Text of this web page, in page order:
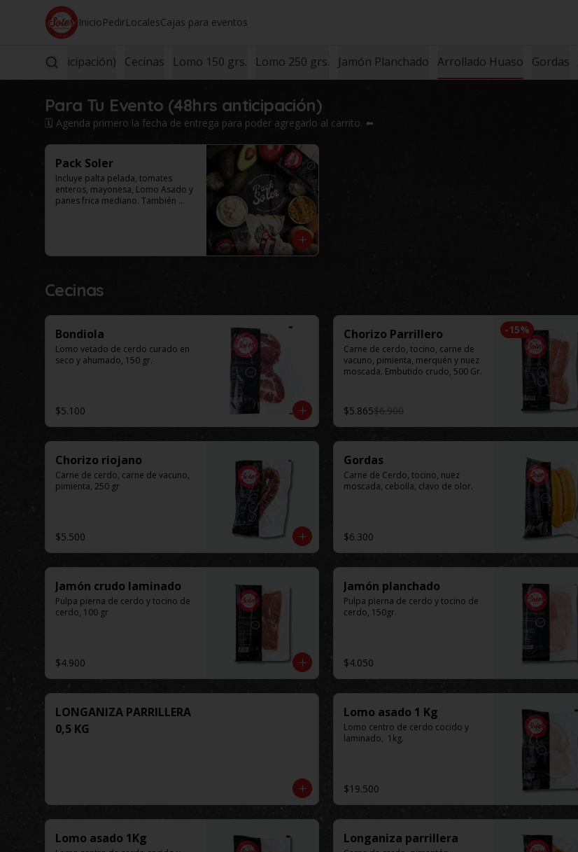
InicioPedirLocalesCajas para eventos
(48hrs anticipación) Cecinas Lomo 150 grs. Lomo 250 grs. Jamón Planchado Arrollado Huaso Gordas
Para Tu Evento (48hrs anticipación)
🗓️ Agenda primero la fecha de entrega para poder agregarlo al carrito. ⬅️
Pack Soler
Incluye palta pelada, tomates
enteros, mayonesa, Lomo Asado y
panes frica mediano. También
Este productos solo esta
Cecinas
Bondiola
Lomo vetado de cerdo curado en
seco y ahumado, 150 gr.
$5.100
-15%
Chorizo Parrillero
Carne de cerdo, tocino, carne de
vacuno, pimienta, merquén y nuez
moscada. Embutido crudo, 500 Gr.
$5.865$6.900
Chorizo riojano
Carne de cerdo, carne de vacuno,
pimienta, 250 gr
$5.500
Gordas
Carne de Cerdo, tocino, nuez
moscada, cebolla, clavo de olor.
$6.300
Jamón crudo laminado
Pulpa pierna de cerdo y tocino de
cerdo, 100 gr
$4.900
Jamón planchado
Pulpa pierna de cerdo y tocino de
cerdo, 150gr.
$4.050
LONGANIZA PARRILLERA
0,5 KG
Lomo asado 1 Kg
Lomo centro de cerdo cocido y
laminado,  1kg.
$19.500
Lomo asado 1Kg Longaniza parrillera